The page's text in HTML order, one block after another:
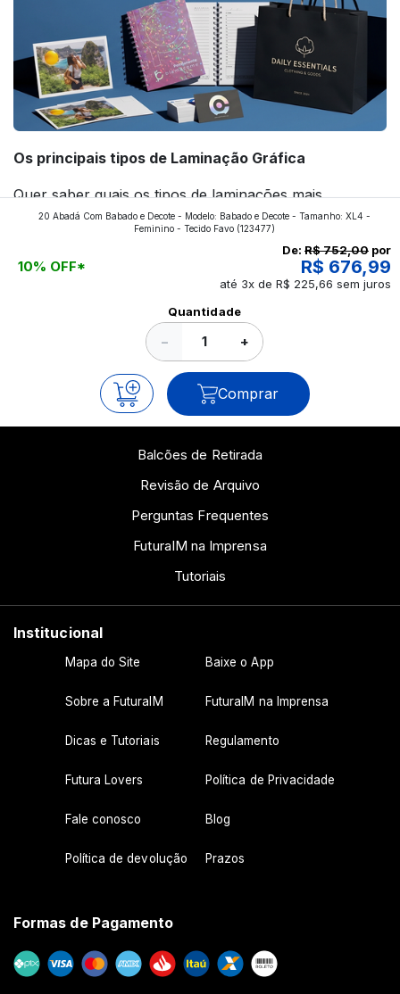
Os principais tipos de Laminação Gráfica
Quer saber quais os tipos de laminações mais
aplicados nos impressos da gráfica FuturaIM? Então,
continue a leitura que vamos revelar para você!
20 Abadá Com Babado e Decote - Modelo: Babado e Decote - Tamanho: XL4 -
Feminino - Tecido Favo (123477)
10% OFF*
De: R$ 752,00 por
R$ 676,99
até 3x de R$ 225,66 sem juros
Quantidade
− +
Comprar
Balcões de Retirada
Revisão de Arquivo
Perguntas Frequentes
FuturaIM na Imprensa
Tutoriais
Institucional
Mapa do Site Baixe o App
Sobre a FuturaIM FuturaIM na Imprensa
Dicas e Tutoriais Regulamento
Futura Lovers Política de Privacidade
Fale conosco Blog
Política de devolução Prazos
Formas de Pagamento